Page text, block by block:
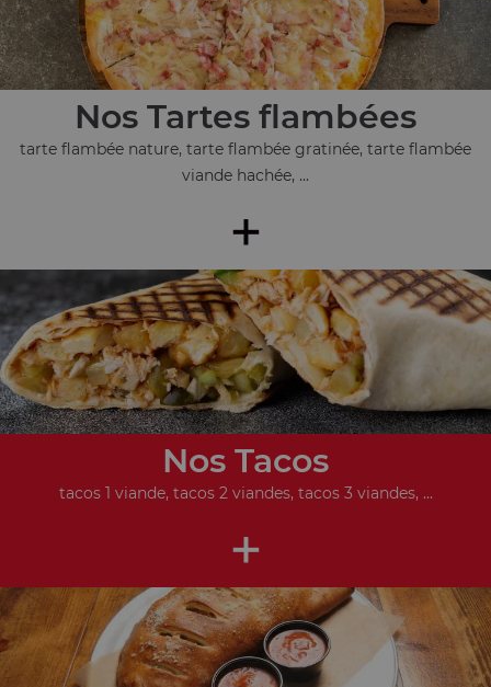
Nos Tartes flambées
tarte flambée nature, tarte flambée gratinée, tarte flambée
viande hachée, ...
+
Nos Tacos
tacos 1 viande, tacos 2 viandes, tacos 3 viandes, ...
+